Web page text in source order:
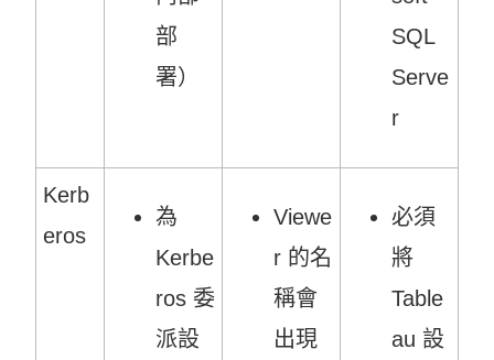
部
署）
SQL
Serve
r
Kerb
eros
為
Kerbe
ros 委
派設
Viewe
r 的名
稱會
出現
必須
將
Table
au 設